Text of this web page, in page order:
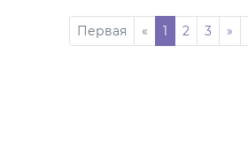
Первая « 1 2 3 »